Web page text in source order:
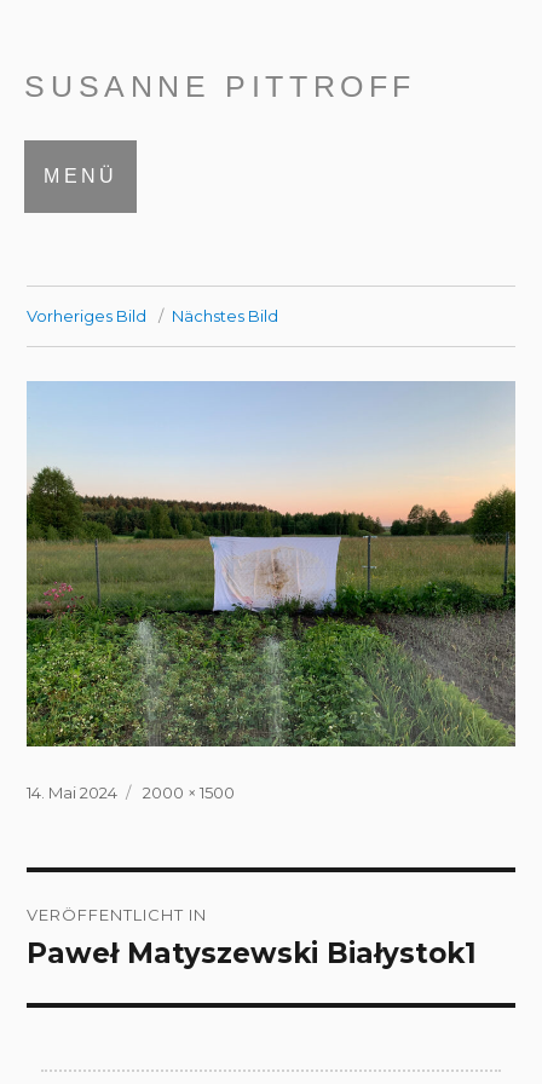
SUSANNE PITTROFF
MENÜ
Vorheriges Bild Nächstes Bild
Veröffentlicht
14. Mai 2024
Volle
2000 × 1500
VERÖFFENTLICHT IN
Paweł Matyszewski Białystok1